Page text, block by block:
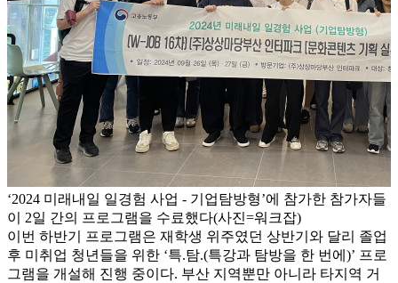
‘2024 미래내일 일경험 사업 - 기업탐방형’에 참가한 참가자들
이 2일 간의 프로그램을 수료했다(사진=워크잡)
이번 하반기 프로그램은 재학생 위주였던 상반기와 달리 졸업
후 미취업 청년들을 위한 ‘특.탐.(특강과 탐방을 한 번에)’ 프로
그램을 개설해 진행 중이다. 부산 지역뿐만 아니라 타지역 거